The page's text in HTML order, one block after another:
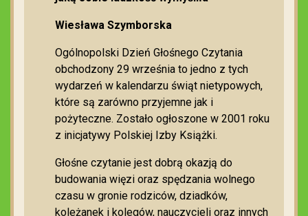
Wiesława Szymborska
Ogólnopolski Dzień Głośnego Czytania
obchodzony 29 września to jedno z tych
wydarzeń w kalendarzu świąt nietypowych,
które są zarówno przyjemne jak i
pożyteczne. Zostało ogłoszone w 2001 roku
z inicjatywy Polskiej Izby Książki.
Głośne czytanie jest dobrą okazją do
budowania więzi oraz spędzania wolnego
czasu w gronie rodziców, dziadków,
koleżanek i kolegów, nauczycieli oraz innych